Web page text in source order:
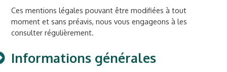
Ces mentions légales pouvant être modifiées à tout
moment et sans préavis, nous vous engageons à les
consulter régulièrement.
Informations générales